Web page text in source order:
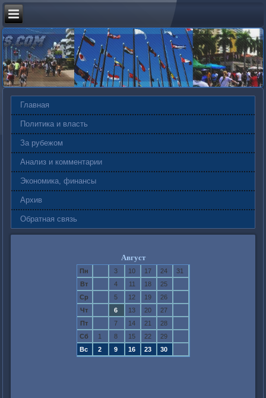
Главная
Политика и власть
За рубежом
Анализ и комментарии
Экономика, финансы
Архив
Обратная связь
Август
Пн 3 10 17 24
31
Вт
4 11 18
25
Ср
5 12 19
26
Чт
6 13 20
27
Пт
7 14 21
28
Сб
1 8 15 22
29
Вс
2 9 16 23 30